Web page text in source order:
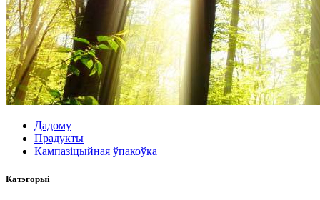
Дадому
Прадукты
Кампазіцыйная ўпакоўка
Катэгорыі